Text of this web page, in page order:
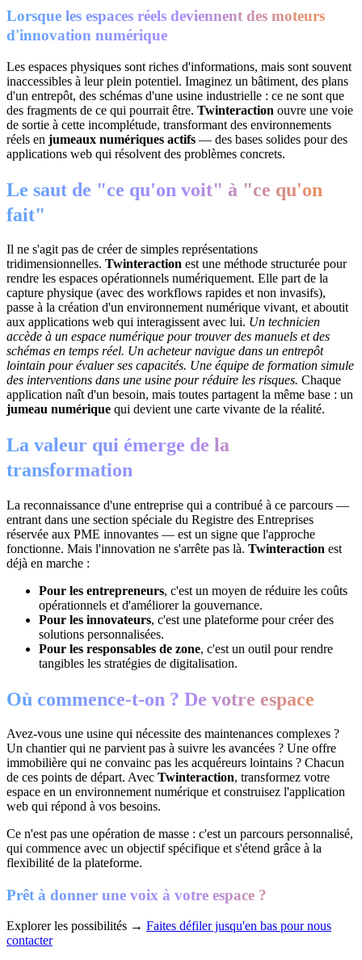
Lorsque les espaces réels deviennent des moteurs
d'innovation numérique
Les espaces physiques sont riches d'informations, mais sont souvent
inaccessibles à leur plein potentiel. Imaginez un bâtiment, des plans
d'un entrepôt, des schémas d'une usine industrielle : ce ne sont que
des fragments de ce qui pourrait être. Twinteraction ouvre une voie
de sortie à cette incomplétude, transformant des environnements
réels en jumeaux numériques actifs — des bases solides pour des
applications web qui résolvent des problèmes concrets.
Le saut de "ce qu'on voit" à "ce qu'on
fait"
Il ne s'agit pas de créer de simples représentations
tridimensionnelles. Twinteraction est une méthode structurée pour
rendre les espaces opérationnels numériquement. Elle part de la
capture physique (avec des workflows rapides et non invasifs),
passe à la création d'un environnement numérique vivant, et aboutit
aux applications web qui interagissent avec lui. Un technicien
accède à un espace numérique pour trouver des manuels et des
schémas en temps réel. Un acheteur navigue dans un entrepôt
lointain pour évaluer ses capacités. Une équipe de formation simule
des interventions dans une usine pour réduire les risques. Chaque
application naît d'un besoin, mais toutes partagent la même base : un
jumeau numérique qui devient une carte vivante de la réalité.
La valeur qui émerge de la
transformation
La reconnaissance d'une entreprise qui a contribué à ce parcours —
entrant dans une section spéciale du Registre des Entreprises
réservée aux PME innovantes — est un signe que l'approche
fonctionne. Mais l'innovation ne s'arrête pas là. Twinteraction est
déjà en marche :
Pour les entrepreneurs, c'est un moyen de réduire les coûts
opérationnels et d'améliorer la gouvernance.
Pour les innovateurs, c'est une plateforme pour créer des
solutions personnalisées.
Pour les responsables de zone, c'est un outil pour rendre
tangibles les stratégies de digitalisation.
Où commence-t-on ? De votre espace
Avez-vous une usine qui nécessite des maintenances complexes ?
Un chantier qui ne parvient pas à suivre les avancées ? Une offre
immobilière qui ne convainc pas les acquéreurs lointains ? Chacun
de ces points de départ. Avec Twinteraction, transformez votre
espace en un environnement numérique et construisez l'application
web qui répond à vos besoins.
Ce n'est pas une opération de masse : c'est un parcours personnalisé,
qui commence avec un objectif spécifique et s'étend grâce à la
flexibilité de la plateforme.
Prêt à donner une voix à votre espace ?
Explorer les possibilités → Faites défiler jusqu'en bas pour nous
contacter